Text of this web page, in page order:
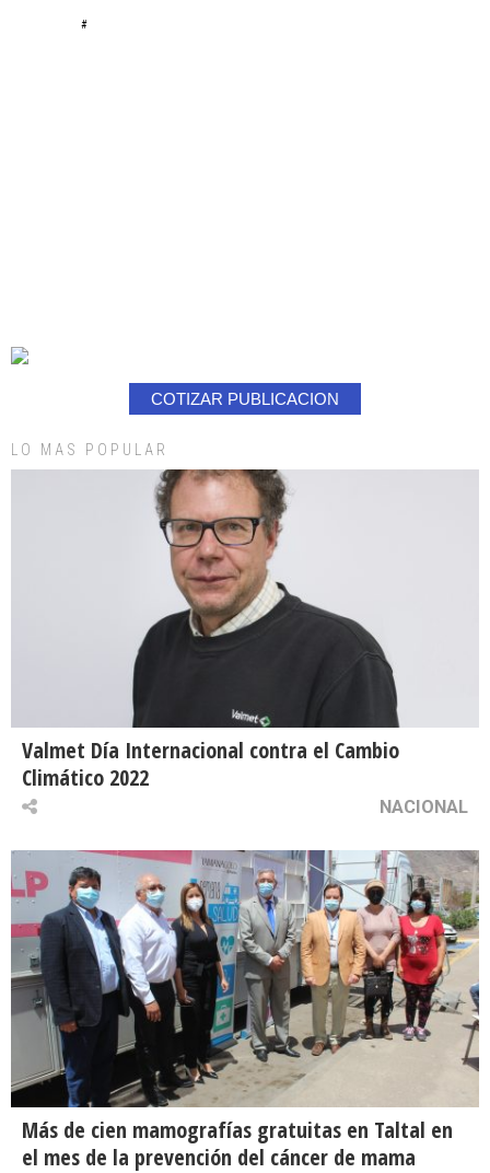
#
COTIZAR PUBLICACION
LO MAS POPULAR
Valmet Día Internacional contra el Cambio
Climático 2022
NACIONAL
Más de cien mamografías gratuitas en Taltal en
el mes de la prevención del cáncer de mama